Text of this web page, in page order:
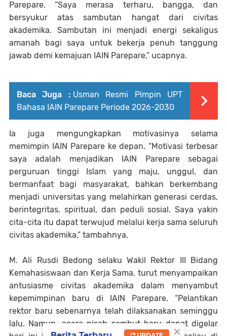
Parepare. “Saya merasa terharu, bangga, dan
bersyukur atas sambutan hangat dari civitas
akademika. Sambutan ini menjadi energi sekaligus
amanah bagi saya untuk bekerja penuh tanggung
jawab demi kemajuan IAIN Parepare,” ucapnya.
Baca Juga : Usman Resmi Pimpin UPT
Bahasa IAIN Parepare Periode 2026-2030
Ia juga mengungkapkan motivasinya selama
memimpin IAIN Parepare ke depan. “Motivasi terbesar
saya adalah menjadikan IAIN Parepare sebagai
perguruan tinggi Islam yang maju, unggul, dan
bermanfaat bagi masyarakat, bahkan berkembang
menjadi universitas yang melahirkan generasi cerdas,
berintegritas, spiritual, dan peduli sosial. Saya yakin
cita-cita itu dapat terwujud melalui kerja sama seluruh
civitas akademika,” tambahnya.
M. Ali Rusdi Bedong selaku Wakil Rektor III Bidang
Kemahasiswaan dan Kerja Sama, turut menyampaikan
antusiasme civitas akademika dalam menyambut
kepemimpinan baru di IAIN Parepare. “Pelantikan
rektor baru sebenarnya telah dilaksanakan seminggu
lalu. Namun, acara pisah sambut baru dapat digelar
×